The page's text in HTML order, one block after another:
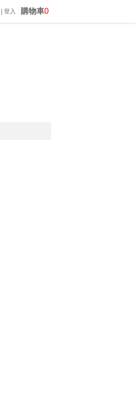
登入 購物車0